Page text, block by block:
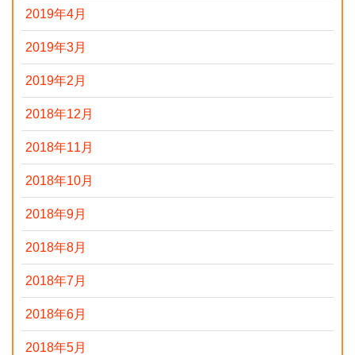
2019年4月
2019年3月
2019年2月
2018年12月
2018年11月
2018年10月
2018年9月
2018年8月
2018年7月
2018年6月
2018年5月